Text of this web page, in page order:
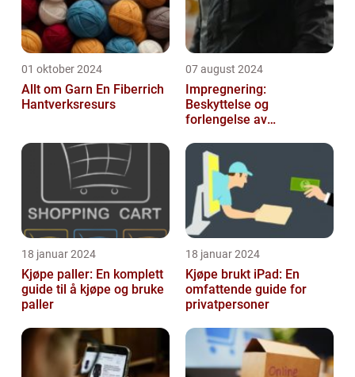
01 oktober 2024
Allt om Garn En Fiberrich
Hantverksresurs
07 august 2024
Impregnering:
Beskyttelse og
forlengelse av
18 januar 2024
Kjøpe paller: En komplett
guide til å kjøpe og bruke
paller
18 januar 2024
Kjøpe brukt iPad: En
omfattende guide for
privatpersoner